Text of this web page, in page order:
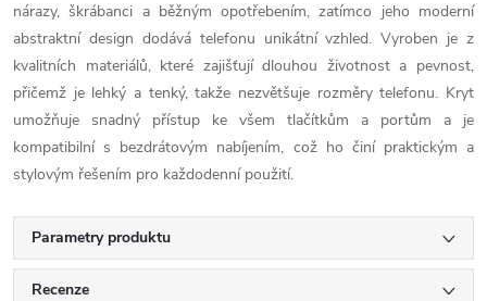
nárazy, škrábanci a běžným opotřebením, zatímco jeho moderní
abstraktní design dodává telefonu unikátní vzhled. Vyroben je z
kvalitních materiálů, které zajišťují dlouhou životnost a pevnost,
přičemž je lehký a tenký, takže nezvětšuje rozměry telefonu. Kryt
umožňuje snadný přístup ke všem tlačítkům a portům a je
kompatibilní s bezdrátovým nabíjením, což ho činí praktickým a
stylovým řešením pro každodenní použití.
Parametry produktu
Recenze